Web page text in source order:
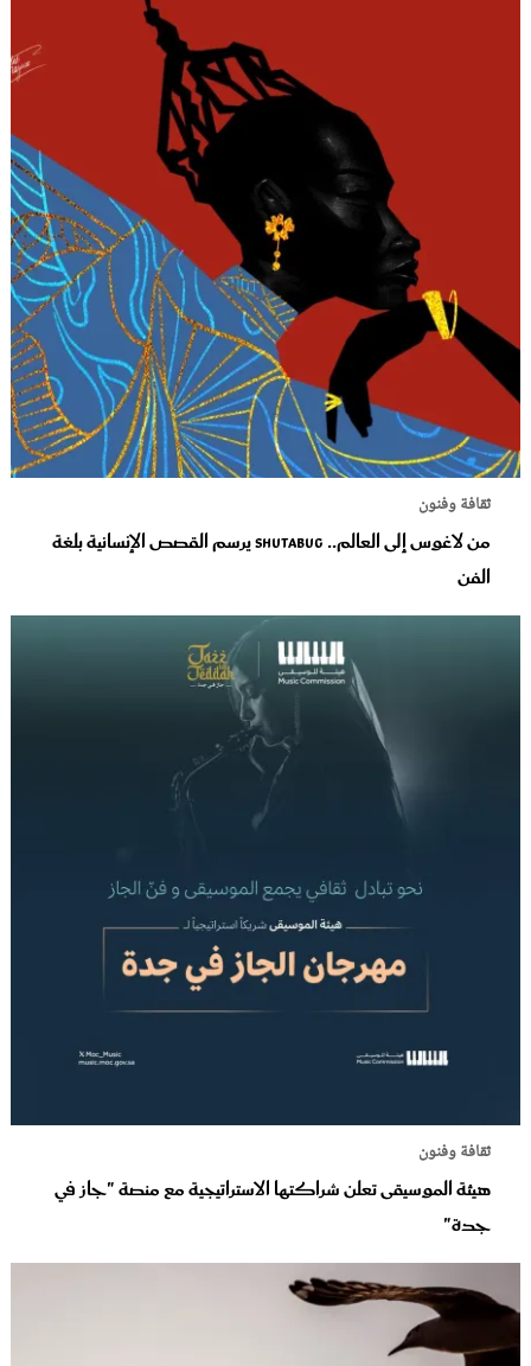
ثقافة وفنون
من لاغوس إلى العالم.. Shutabug يرسم القصص الإنسانية بلغة
الفن
ثقافة وفنون
هيئة الموسيقى تعلن شراكتها الاستراتيجية مع منصة "جاز في
جدة"